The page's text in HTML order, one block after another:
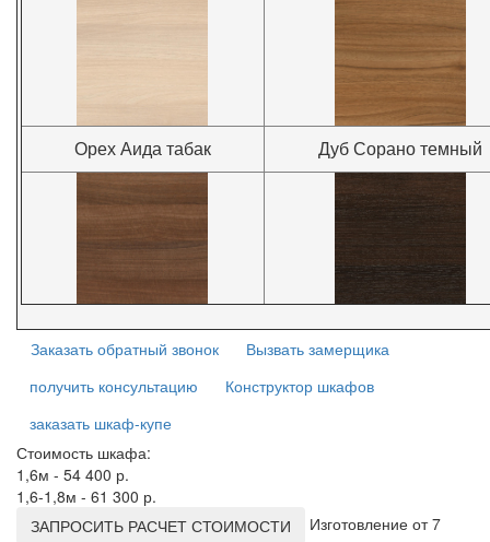
Орех Аида табак Дуб Сорано темный
Заказать обратный звонок
Вызвать замерщика
получить консультацию
Конструктор шкафов
заказать шкаф-купе
Стоимость шкафа:
1,6м - 54 400 р.
1,6-1,8м - 61 300 р.
ЗАПРОСИТЬ РАСЧЕТ СТОИМОСТИ
Изготовление от 7